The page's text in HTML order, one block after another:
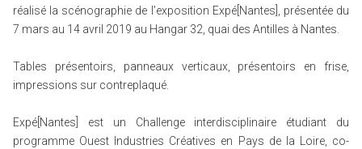
réalisé la scénographie de l’exposition Expé[Nantes], présentée du
7 mars au 14 avril 2019 au Hangar 32, quai des Antilles à Nantes.
Tables présentoirs, panneaux verticaux, présentoirs en frise,
impressions sur contreplaqué.
Expé[Nantes] est un Challenge interdisciplinaire étudiant du
programme Ouest Industries Créatives en Pays de la Loire, co-